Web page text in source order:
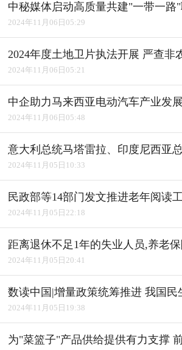
中秘媒体启动高质量共建"一带一路
2024年11月06日05:29
2024年11月06日05:21
中企助力马来西亚电动汽车产业发展
2024年11月06日05:48
2024年11月05日10:33
民政部等14部门发文推进老年阅读
2024年11月05日22:18
距离退休不足1年的失业人员,养老
2024年11月05日20:41
2024年11月05日19:38